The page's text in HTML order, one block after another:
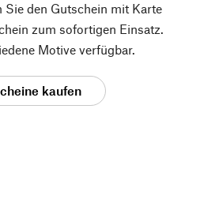
Sie den Gutschein mit Karte
zum sofortigen Einsatz.
Motive verfügbar.
kaufen